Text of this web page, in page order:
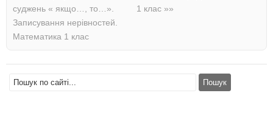
суджень « якщо…, то…».
Записування нерівностей.
Математика 1 клас
1 клас »»